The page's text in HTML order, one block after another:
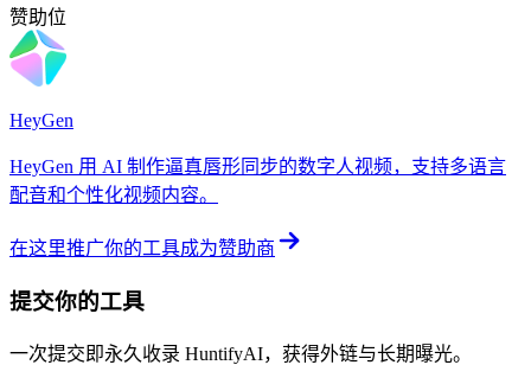
赞助位
HeyGen
HeyGen 用 AI 制作逼真唇形同步的数字人视频，支持多语言
配音和个性化视频内容。
在这里推广你的工具成为赞助商
提交你的工具
一次提交即永久收录 HuntifyAI，获得外链与长期曝光。